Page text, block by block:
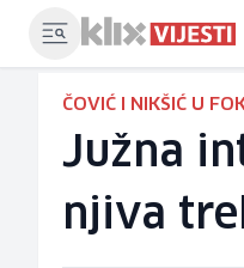
ČOVIĆ I NIKŠIĆ U
Južna
njiva